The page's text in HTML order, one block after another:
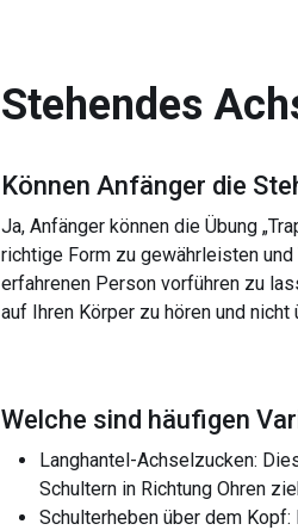
Stehendes
Können Anfänger die
Ja, Anfänger können die Übung
richtige Form zu gewährleisten
erfahrenen Person vorführen zu
auf Ihren Körper zu hören und
Welche sind häufigen
Langhantel-Achselzucken:
Schultern in Richtung Ohren
Schulterheben über dem